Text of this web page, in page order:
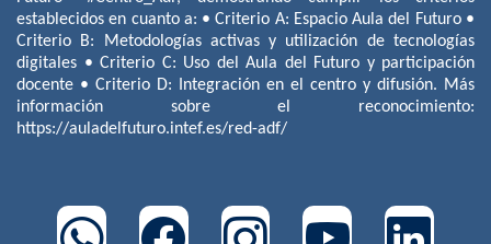
establecidos en cuanto a: • Criterio A: Espacio Aula del Futuro •
Criterio B: Metodologías activas y utilización de tecnologías
digitales • Criterio C: Uso del Aula del Futuro y participación
docente • Criterio D: Integración en el centro y difusión. Más
información sobre el reconocimiento:
https://auladelfuturo.intef.es/red-adf/